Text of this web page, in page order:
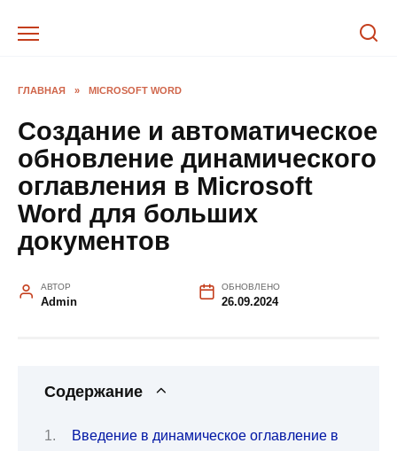
ГЛАВНАЯ » MICROSOFT WORD
Создание и автоматическое
обновление динамического
оглавления в Microsoft
Word для больших
документов
АВТОР
Admin
ОБНОВЛЕНО
26.09.2024
Содержание
Введение в динамическое оглавление в